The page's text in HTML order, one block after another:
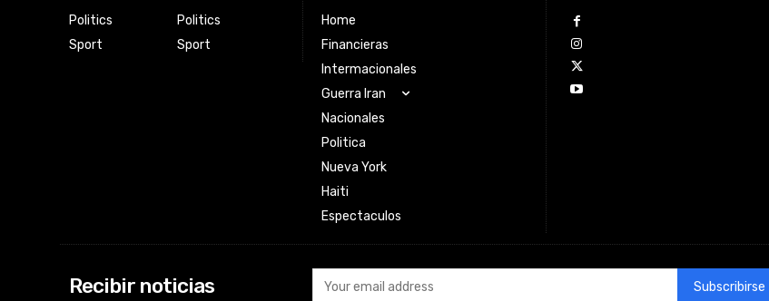
Politics
Sport
Politics
Sport
Home
Financieras
Intermacionales
Guerra Iran
Nacionales
Politica
Nueva York
Haiti
Espectaculos
Recibir noticias Subscribirse